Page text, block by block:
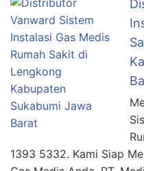
1393 5332. Kami Siap